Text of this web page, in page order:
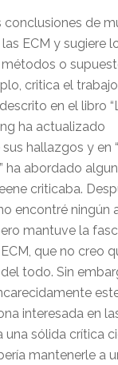
conclusiones de
ECM y sugiere
o
critica el
en el libro
ha actualizado
hallazgos y en
ha abordado
criticaba.
encontré ningún
mantuve la
que no creo
todo. Sin
interesada en
una sólida crítica
mantenerle a